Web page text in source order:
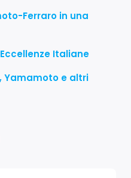
Ferraro in una
Italiane
Yamamoto e altri